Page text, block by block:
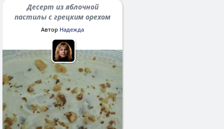
Десерт из яблочной
пастилы с грецким орехом
Автор Надежда